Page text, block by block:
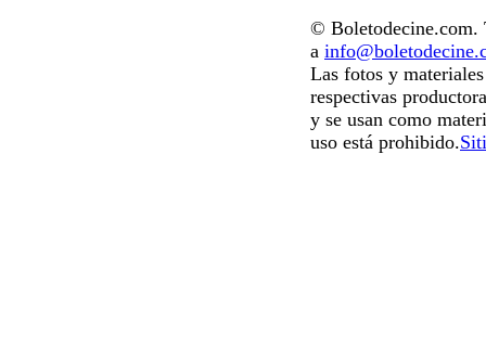
© Boletodecine.com.
a
Las fotos y
respectivas
y se usan como
uso está prohibido.